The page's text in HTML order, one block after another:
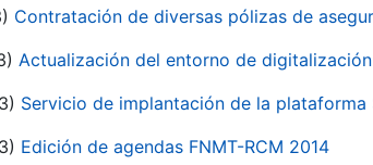
Contratación de diversas pólizas de
Actualización del entorno de digitalización
Servicio de implantación de la plataforma
Edición de agendas FNMT-RCM 2014